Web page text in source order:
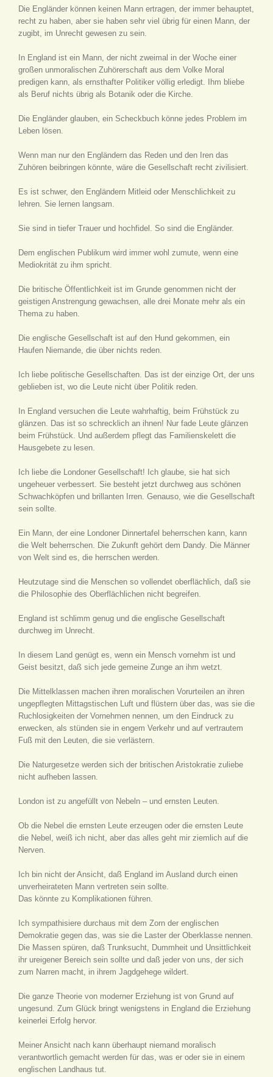
Die Engländer können keinen Mann ertragen, der immer behauptet,
recht zu haben, aber sie haben sehr viel übrig für einen Mann, der
zugibt, im Unrecht gewesen zu sein.
In England ist ein Mann, der nicht zweimal in der Woche einer
großen unmoralischen Zuhörerschaft aus dem Volke Moral
predigen kann, als ernsthafter Politiker völlig erledigt. Ihm bliebe
als Beruf nichts übrig als Botanik oder die Kirche.
Die Engländer glauben, ein Scheckbuch könne jedes Problem im
Leben lösen.
Wenn man nur den Engländern das Reden und den Iren das
Zuhören beibringen könnte, wäre die Gesellschaft recht zivilisiert.
Es ist schwer, den Engländern Mitleid oder Menschlichkeit zu
lehren. Sie lernen langsam.
Sie sind in tiefer Trauer und hochfidel. So sind die Engländer.
Dem englischen Publikum wird immer wohl zumute, wenn eine
Mediokrität zu ihm spricht.
Die britische Öffentlichkeit ist im Grunde genommen nicht der
geistigen Anstrengung gewachsen, alle drei Monate mehr als ein
Thema zu haben.
Die englische Gesellschaft ist auf den Hund gekommen, ein
Haufen Niemande, die über nichts reden.
Ich liebe politische Gesellschaften. Das ist der einzige Ort, der uns
geblieben ist, wo die Leute nicht über Politik reden.
In England versuchen die Leute wahrhaftig, beim Frühstück zu
glänzen. Das ist so schrecklich an ihnen! Nur fade Leute glänzen
beim Frühstück. Und außerdem pflegt das Familienskelett die
Hausgebete zu lesen.
Ich liebe die Londoner Gesellschaft! Ich glaube, sie hat sich
ungeheuer verbessert. Sie besteht jetzt durchweg aus schönen
Schwachköpfen und brillanten Irren. Genauso, wie die Gesellschaft
sein sollte.
Ein Mann, der eine Londoner Dinnertafel beherrschen kann, kann
die Welt beherrschen. Die Zukunft gehört dem Dandy. Die Männer
von Welt sind es, die herrschen werden.
Heutzutage sind die Menschen so vollendet oberflächlich, daß sie
die Philosophie des Oberflächlichen nicht begreifen.
England ist schlimm genug und die englische Gesellschaft
durchweg im Unrecht.
In diesem Land genügt es, wenn ein Mensch vornehm ist und
Geist besitzt, daß sich jede gemeine Zunge an ihm wetzt.
Die Mittelklassen machen ihren moralischen Vorurteilen an ihren
ungepflegten Mittagstischen Luft und flüstern über das, was sie die
Ruchlosigkeiten der Vornehmen nennen, um den Eindruck zu
erwecken, als stünden sie in engem Verkehr und auf vertrautem
Fuß mit den Leuten, die sie verlästern.
Die Naturgesetze werden sich der britischen Aristokratie zuliebe
nicht aufheben lassen.
London ist zu angefüllt von Nebeln – und ernsten Leuten.
Ob die Nebel die ernsten Leute erzeugen oder die ernsten Leute
die Nebel, weiß ich nicht, aber das alles geht mir ziemlich auf die
Nerven.
Ich bin nicht der Ansicht, daß England im Ausland durch einen
unverheirateten Mann vertreten sein sollte.
Das könnte zu Komplikationen führen.
Ich sympathisiere durchaus mit dem Zorn der englischen
Demokratie gegen das, was sie die Laster der Oberklasse nennen.
Die Massen spüren, daß Trunksucht, Dummheit und Unsittlichkeit
ihr ureigener Bereich sein sollte und daß jeder von uns, der sich
zum Narren macht, in ihrem Jagdgehege wildert.
Die ganze Theorie von moderner Erziehung ist von Grund auf
ungesund. Zum Glück bringt wenigstens in England die Erziehung
keinerlei Erfolg hervor.
Meiner Ansicht nach kann überhaupt niemand moralisch
verantwortlich gemacht werden für das, was er oder sie in einem
englischen Landhaus tut.